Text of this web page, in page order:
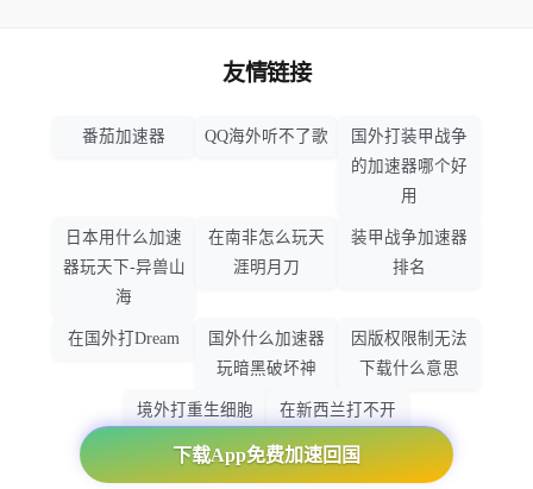
下载App免费加速回国
友情链接
番茄加速器 QQ海外听不了歌
国外打装甲战争
的加速器哪个好
用
日本用什么加速
器玩天下-异兽山
海
在南非怎么玩天
涯明月刀
装甲战争加速器
排名
在国外打Dream
国外什么加速器
玩暗黑破坏神
因版权限制无法
下载什么意思
境外打重生细胞
加速器哪个好
在新西兰打不开
大智慧怎么办